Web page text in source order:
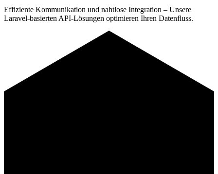
Effiziente Kommunikation und nahtlose Integration – Unsere
Laravel-basierten API-Lösungen optimieren Ihren Datenfluss.